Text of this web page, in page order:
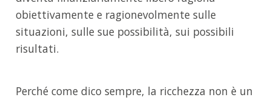
obiettivamente e ragionevolmente sulle
situazioni, sulle sue possibilità, sui possibili
risultati.
Perché come dico sempre, la ricchezza non è un